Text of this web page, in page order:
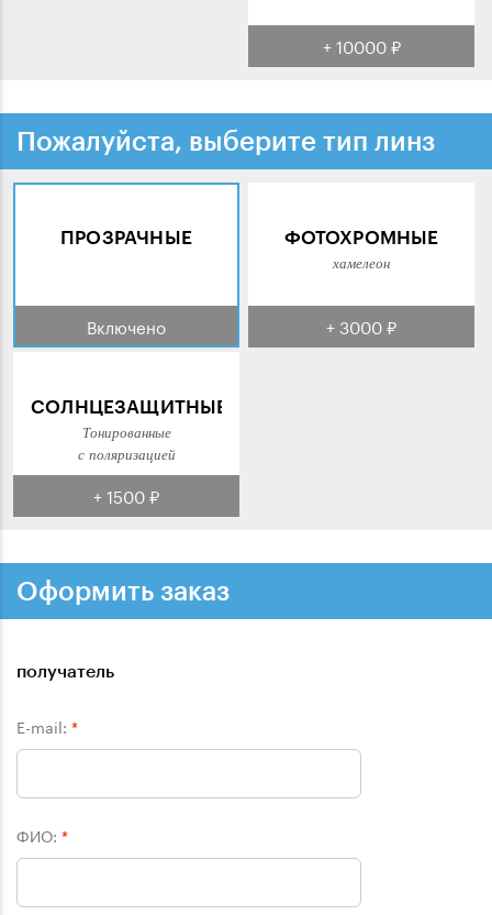
+ 10000 ₽
Пожалуйста, выберите тип линз
ПРОЗРАЧНЫЕ
Включено
ФОТОХРОМНЫЕ
хамелеон
+ 3000 ₽
СОЛНЦЕЗАЩИТНЫЕ
Тонированные
с поляризацией
+ 1500 ₽
Оформить заказ
получатель
E-mail: *
ФИО: *